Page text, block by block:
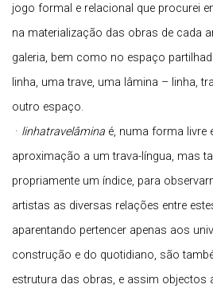
jogo formal e relacional que procurei
na materialização das obras de cada
galeria, bem como no espaço
linha, uma trave, uma lâmina – linha,
outro espaço.
· linhatravelâmina é, numa forma livre
aproximação a um trava-língua, mas
propriamente um índice, para
artistas as diversas relações entre
aparentando pertencer apenas aos
construção e do quotidiano, são
estrutura das obras, e assim objectos